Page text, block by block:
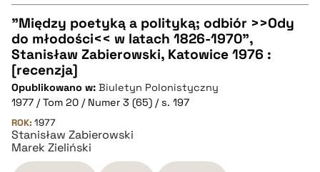
pobierz cytat
CZYSTY TEKST
pobierz cytat
BIBTEX
"Między poetyką a polityką; odbiór >>Ody
do młodości<< w latach 1826-1970",
Stanisław Zabierowski, Katowice 1976 :
[recenzja]
Opublikowano w: Biuletyn Polonistyczny
1977 / Tom 20 / Numer 3 (65) / s. 197
ROK: 1977
Stanisław Zabierowski
Marek Zieliński